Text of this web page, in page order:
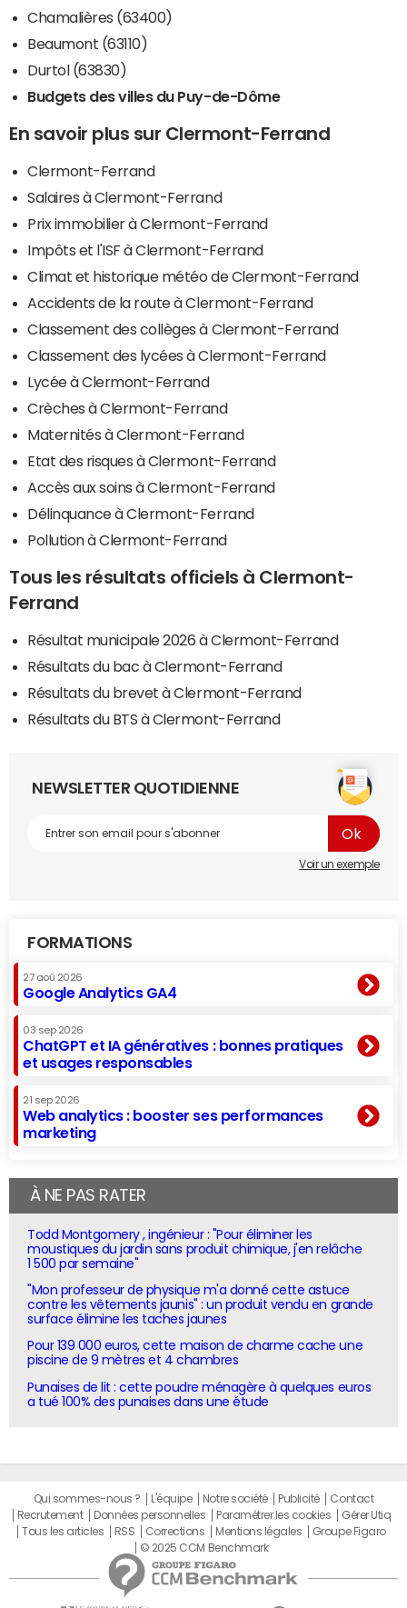
Chamalières (63400)
Beaumont (63110)
Durtol (63830)
Budgets des villes du Puy-de-Dôme
En savoir plus sur Clermont-Ferrand
Clermont-Ferrand
Salaires à Clermont-Ferrand
Prix immobilier à Clermont-Ferrand
Impôts et l'ISF à Clermont-Ferrand
Climat et historique météo de Clermont-Ferrand
Accidents de la route à Clermont-Ferrand
Classement des collèges à Clermont-Ferrand
Classement des lycées à Clermont-Ferrand
Lycée à Clermont-Ferrand
Crèches à Clermont-Ferrand
Maternités à Clermont-Ferrand
Etat des risques à Clermont-Ferrand
Accès aux soins à Clermont-Ferrand
Délinquance à Clermont-Ferrand
Pollution à Clermont-Ferrand
Tous les résultats officiels à Clermont-
Ferrand
Résultat municipale 2026 à Clermont-Ferrand
Résultats du bac à Clermont-Ferrand
Résultats du brevet à Clermont-Ferrand
Résultats du BTS à Clermont-Ferrand
NEWSLETTER QUOTIDIENNE
Voir un exemple
FORMATIONS
27 aoû 2026
Google Analytics GA4
03 sep 2026
ChatGPT et IA génératives : bonnes pratiques
et usages responsables
21 sep 2026
Web analytics : booster ses performances
marketing
À NE PAS RATER
Todd Montgomery , ingénieur : "Pour éliminer les
moustiques du jardin sans produit chimique, j'en relâche
1 500 par semaine"
"Mon professeur de physique m'a donné cette astuce
contre les vêtements jaunis" : un produit vendu en grande
surface élimine les taches jaunes
Pour 139 000 euros, cette maison de charme cache une
piscine de 9 mètres et 4 chambres
Punaises de lit : cette poudre ménagère à quelques euros
a tué 100% des punaises dans une étude
Qui sommes-nous ? L'équipe Notre société Publicité
Contact
Recrutement
Données personnelles Paramétrer les cookies
Gérer Utiq
Tous les articles
RSS Corrections Mentions légales
Groupe Figaro
© 2025 CCM Benchmark